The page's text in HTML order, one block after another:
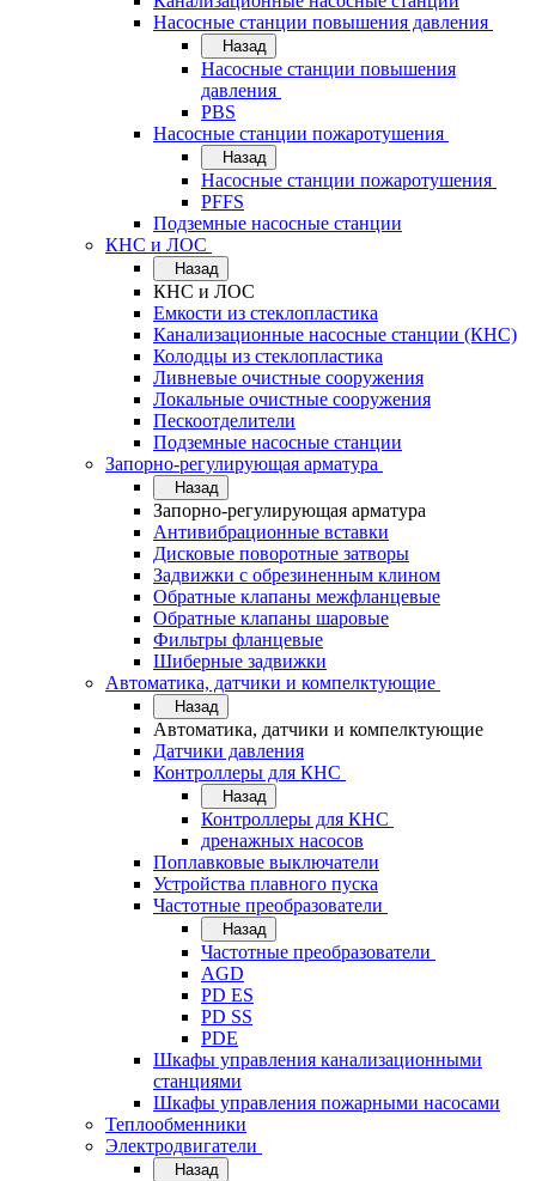
Насосные станции повышения давления
Назад
Насосные станции повышения
давления
PBS
Насосные станции пожаротушения
Назад
Насосные станции пожаротушения
PFFS
Подземные насосные станции
КНС и ЛОС
Назад
КНС и ЛОС
Емкости из стеклопластика
Канализационные насосные станции (КНС)
Колодцы из стеклопластика
Ливневые очистные сооружения
Локальные очистные сооружения
Пескоотделители
Подземные насосные станции
Запорно-регулирующая арматура
Назад
Запорно-регулирующая арматура
Антивибрационные вставки
Дисковые поворотные затворы
Задвижки с обрезиненным клином
Обратные клапаны межфланцевые
Обратные клапаны шаровые
Фильтры фланцевые
Шиберные задвижки
Автоматика, датчики и компелктующие
Назад
Автоматика, датчики и компелктующие
Датчики давления
Контроллеры для КНС
Назад
Контроллеры для КНС
дренажных насосов
Поплавковые выключатели
Устройства плавного пуска
Частотные преобразователи
Назад
Частотные преобразователи
AGD
PD ES
PD SS
PDE
Шкафы управления канализационными
станциями
Шкафы управления пожарными насосами
Теплообменники
Электродвигатели
Назад